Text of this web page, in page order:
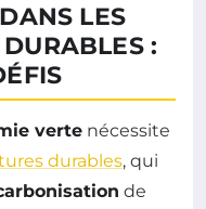
LES
:
verte nécessite
durables, qui
de